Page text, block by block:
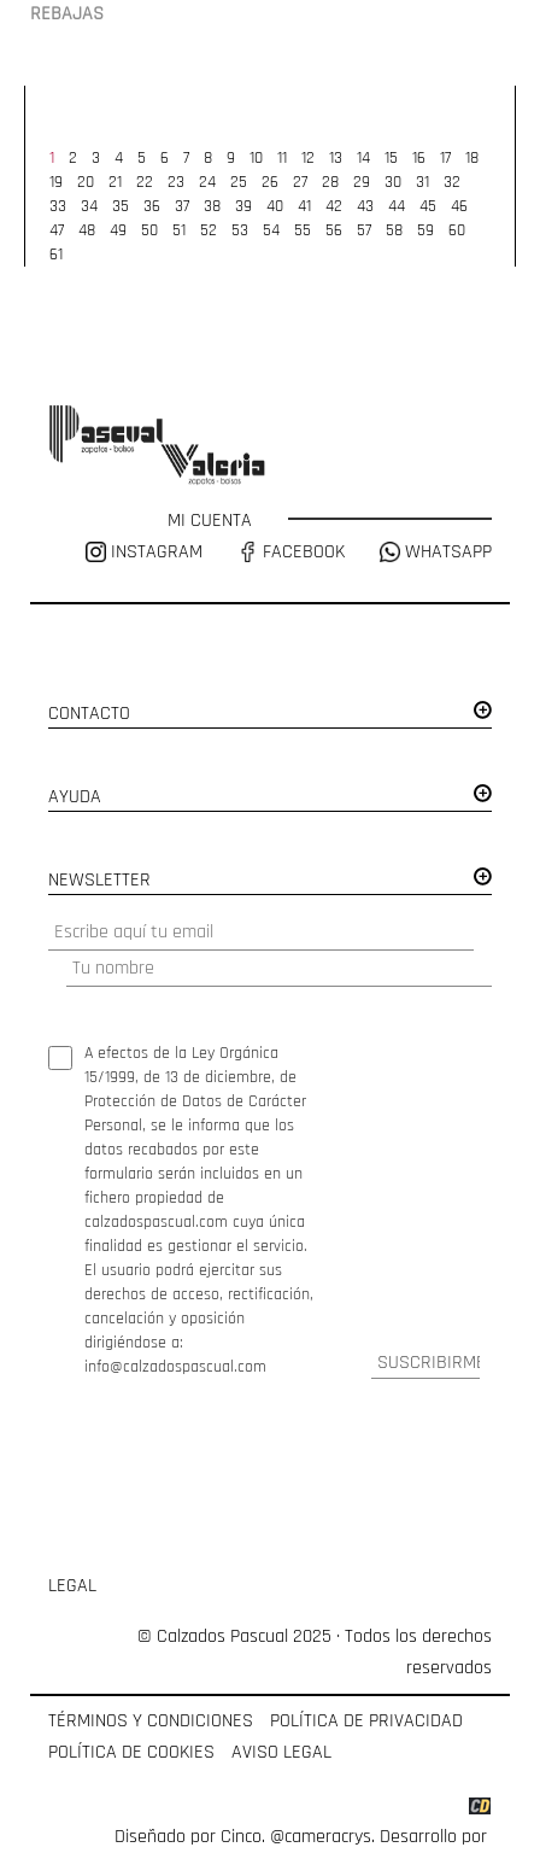
REBAJAS
1 2 3 4 5 6 7 8 9 10 11 12 13 14 15 16 17
18
19
20 21 22 23 24 25 26 27 28 29 30 31
32
33
34 35 36 37 38 39 40 41 42 43 44 45
46
47
48 49 50 51 52 53 54 55 56 57 58 59
60
61
MI CUENTA
INSTAGRAM
FACEBOOK WHATSAPP
CONTACTO
AYUDA
NEWSLETTER
A efectos de la Ley Orgánica
15/1999, de 13 de diciembre, de
Protección de Datos de Carácter
Personal, se le informa que los
datos recabados por este
formulario serán incluidos en un
fichero propiedad de
calzadospascual.com cuya única
finalidad es gestionar el servicio.
El usuario podrá ejercitar sus
derechos de acceso, rectificación,
cancelación y oposición
dirigiéndose a:
info@calzadospascual.com
LEGAL
© Calzados Pascual 2025 · Todos los derechos
reservados
TÉRMINOS Y CONDICIONES
POLÍTICA DE PRIVACIDAD
POLÍTICA DE COOKIES
AVISO LEGAL
Diseñado por Cinco. @cameracrys. Desarrollo por